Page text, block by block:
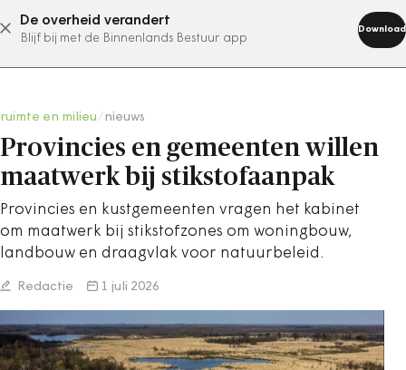
De overheid verandert
Blijf bij met de Binnenlands Bestuur app
Download
abonneer nu
ruimte en milieu nieuws
Provincies en gemeenten willen
maatwerk bij stikstofaanpak
Provincies en kustgemeenten vragen het kabinet
om maatwerk bij stikstofzones om woningbouw,
landbouw en draagvlak voor natuurbeleid.
Redactie 1 juli 2026